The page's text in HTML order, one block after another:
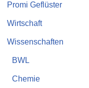
Promi Geflüster
Wirtschaft
Wissenschaften
BWL
Chemie